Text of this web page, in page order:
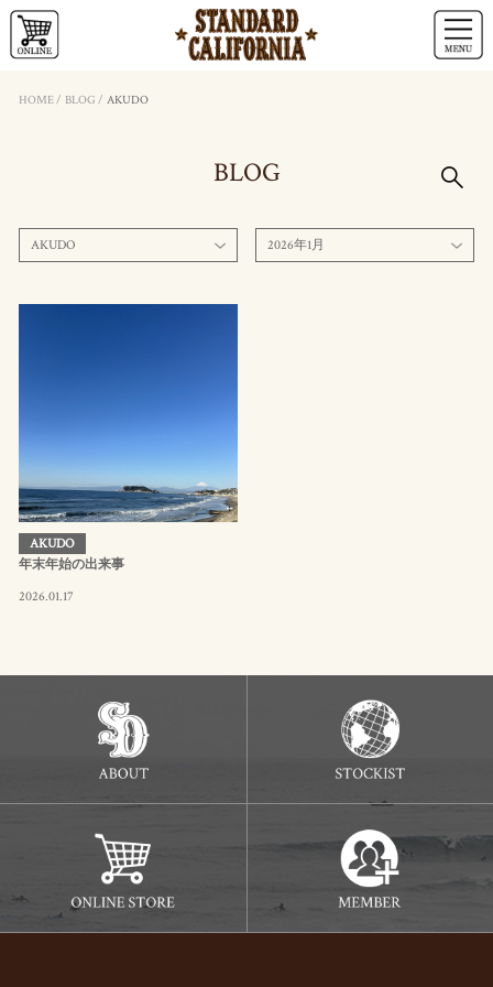
HOME/ BLOG / AKUDO
BLOG
AKUDO 2026年1月
AKUDO
年末年始の出来事
2026.01.17